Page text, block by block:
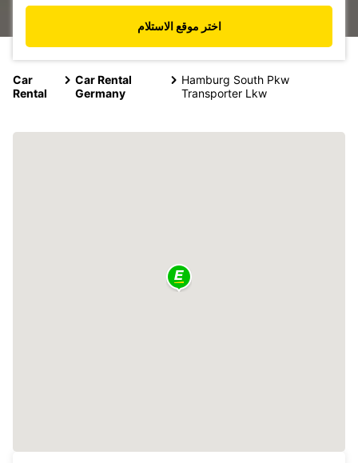
اختر موقع الاستلام
Car
Rental
Car Rental
Germany
Hamburg South Pkw
Transporter Lkw